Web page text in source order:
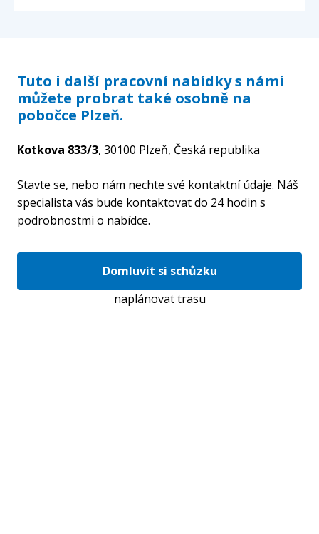
Tuto i další pracovní nabídky s námi
můžete probrat také osobně na
pobočce Plzeň.
Kotkova 833/3, 30100 Plzeň, Česká republika
Stavte se, nebo nám nechte své kontaktní údaje. Náš
specialista vás bude kontaktovat do 24 hodin s
podrobnostmi o nabídce.
Domluvit si schůzku
naplánovat trasu